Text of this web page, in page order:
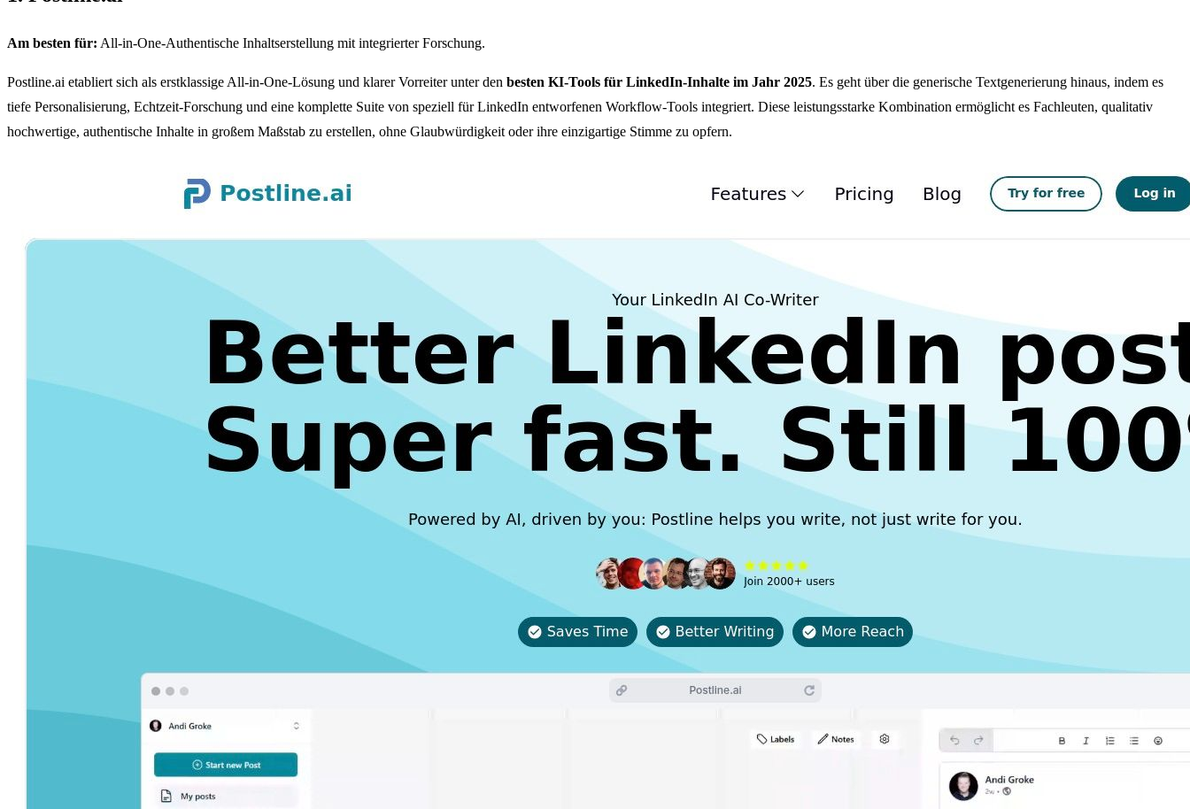
Am besten für: All-in-One-Authentische Inhaltserstellung mit integrierter Forschung.
Postline.ai etabliert sich als erstklassige All-in-One-Lösung und klarer Vorreiter unter den besten KI-Tools für LinkedIn-Inhalte im Jahr 2025. Es geht über die generische Textgenerierung hinaus, indem es
tiefe Personalisierung, Echtzeit-Forschung und eine komplette Suite von speziell für LinkedIn entworfenen Workflow-Tools integriert. Diese leistungsstarke Kombination ermöglicht es Fachleuten, qualitativ
hochwertige, authentische Inhalte in großem Maßstab zu erstellen, ohne Glaubwürdigkeit oder ihre einzigartige Stimme zu opfern.